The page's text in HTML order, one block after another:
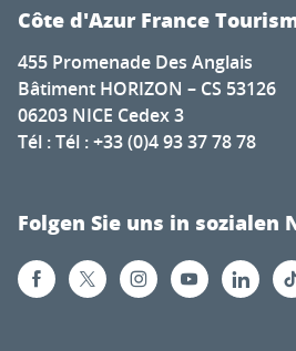
Côte d'Azur France
455 Promenade Des Anglais
Bâtiment HORIZON – CS 53126
06203 NICE Cedex 3
Tél : Tél : +33 (0)4 93 37 78 78
Folgen Sie uns in sozialen